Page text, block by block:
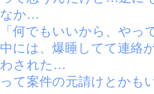
なか…
「何でもいいから、や
中には、爆睡してて連絡
わされた…
って案件の元請けとかも